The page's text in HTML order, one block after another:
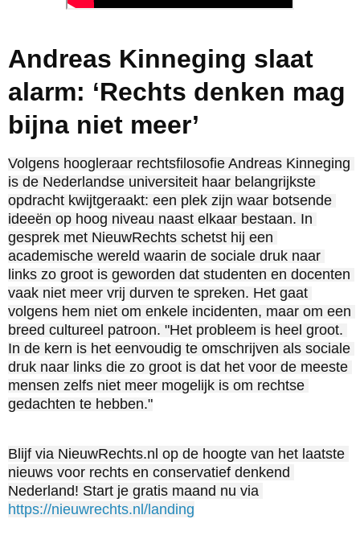
Andreas Kinneging slaat
alarm: ‘Rechts denken mag
bijna niet meer’
Volgens hoogleraar rechtsfilosofie Andreas Kinneging
is de Nederlandse universiteit haar belangrijkste
opdracht kwijtgeraakt: een plek zijn waar botsende
ideeën op hoog niveau naast elkaar bestaan. In
gesprek met NieuwRechts schetst hij een
academische wereld waarin de sociale druk naar
links zo groot is geworden dat studenten en docenten
vaak niet meer vrij durven te spreken. Het gaat
volgens hem niet om enkele incidenten, maar om een
breed cultureel patroon. "Het probleem is heel groot.
In de kern is het eenvoudig te omschrijven als sociale
druk naar links die zo groot is dat het voor de meeste
mensen zelfs niet meer mogelijk is om rechtse
gedachten te hebben."
Blijf via NieuwRechts.nl op de hoogte van het laatste
nieuws voor rechts en conservatief denkend
https://nieuwrechts.nl/landing